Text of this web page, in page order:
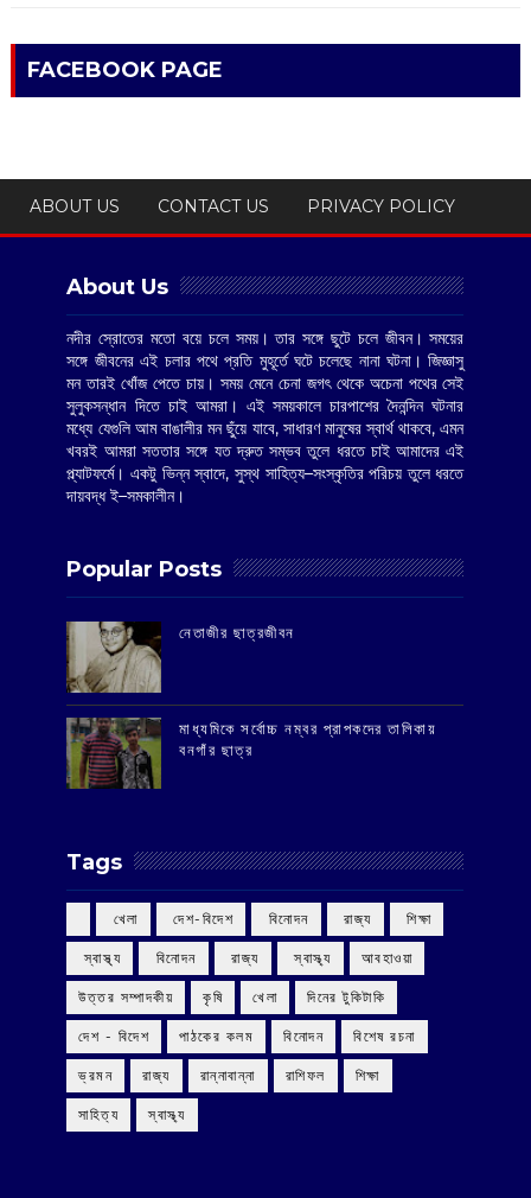
FACEBOOK PAGE
ABOUT US CONTACT US PRIVACY POLICY
About Us
নদীর স্রোতের মতো বয়ে চলে সময়। তার সঙ্গে ছুটে চলে জীবন। সময়ের
সঙ্গে জীবনের এই চলার পথে প্রতি মুহূর্তে ঘটে চলেছে নানা ঘটনা। জিজ্ঞাসু
মন তারই খোঁজ পেতে চায়। সময় মেনে চেনা জগৎ থেকে অচেনা পথের সেই
সুলুকসন্ধান দিতে চাই আমরা। এই সময়কালে চারপাশের দৈনন্দিন ঘটনার
মধ্যে যেগুলি আম বাঙালীর মন ছুঁয়ে যাবে, সাধারণ মানুষের স্বার্থ থাকবে, এমন
খবরই আমরা সততার সঙ্গে যত দ্রুত সম্ভব তুলে ধরতে চাই আমাদের এই
প্ল্যাটফর্মে। একটু ভিন্ন স্বাদে, সুস্থ সাহিত্য–সংস্কৃতির পরিচয় তুলে ধরতে
দায়বদ্ধ ই–সমকালীন।
Popular Posts
‌নেতাজীর ছাত্রজীবন
মাধ্যমিকে সর্বোচ্চ নম্বর প্রাপকদের তালিকায়
বনগাঁর ছাত্র
Tags
‌ খেলা ‌ দেশ-বিদেশ ‌ বিনোদন ‌ রাজ্য ‌ শিক্ষা
‌ স্বাস্থ্য ‌ বিনোদন ‌ রাজ্য ‌ স্বাস্থ্য আবহাওয়া
উত্তর সম্পাদকীয় কৃষি খেলা দিনের টুকিটাকি
দেশ - বিদেশ পাঠকের কলম বিনোদন বিশেষ রচনা
ভ্রমন রাজ্য রান্নাবান্না রাশিফল শিক্ষা
সাহিত্য স্বাস্থ্য